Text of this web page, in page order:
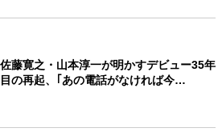
佐藤寛之・山本淳一が明かすデビュー35年
目の再起、｢あの電話がなければ今…